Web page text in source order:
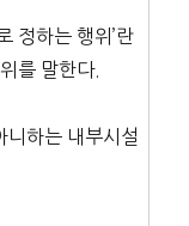
정하는 행위’란
를 말한다.
니하는 내부시설